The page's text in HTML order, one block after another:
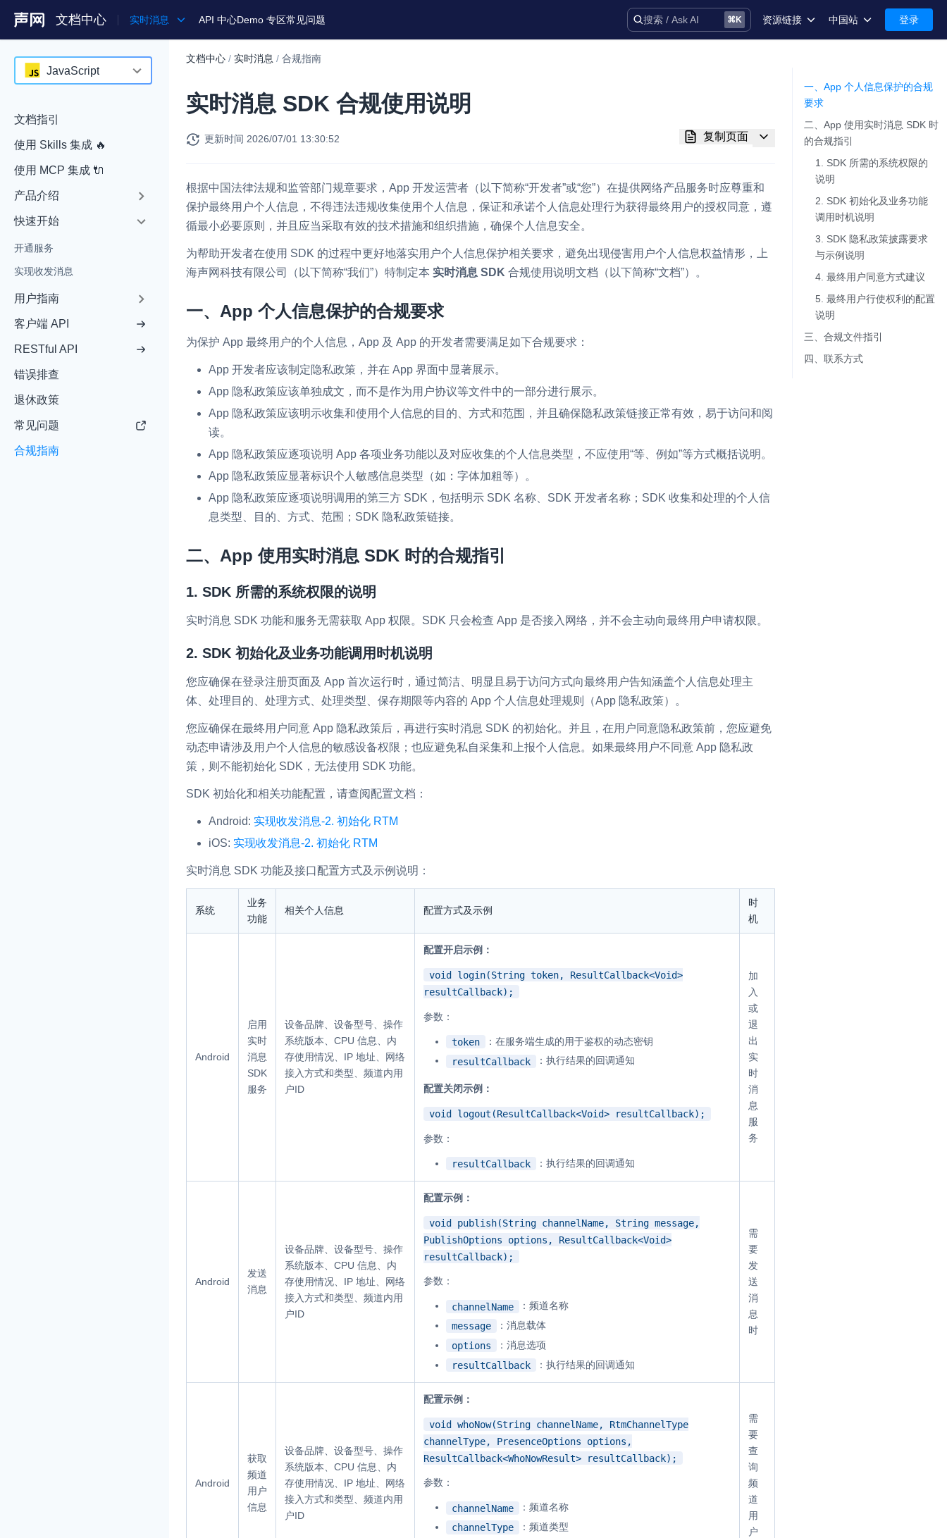
文档中心 实时消息
产品
通用文档
Legacy 文档
实时互动基础能力
对话式 AI 引擎 NEW HOT
突破传统文字交互模式，与 AI 进行高拟
实时互动 HOT
频互动功能、更大的可扩展性和更优秀的
互动效果
实时消息
一整套低延时、高并发、可扩展、高可靠
即时通讯 IM NEW
一整套高可靠、低时延、高并发、安全、
全球化的即时聊天云服务。
融合 CDN 直播
对接国内外多家 CDN 供应商，提供一个整
媒体流加速
人与人、人与物、物与物的实时互动连接
微呼叫 NEW
实现智能硬件和微信小程序之间的实时音
Status Page
内容审核
联动回调和业务处置流程
一站式实时互动模块的选型、购买、账号
拓展 SDK 能力，打造更具个性化的音视频
互动效果
使用录制、推流、拉流等服务丰富互动体
验
云端转码
RTMP 网关
PPT 转码服务
快速高效的文档转换解决方案
水晶球
低代码应用平台
API 中心Demo 专区常见问题 搜索 / Ask AI ⌘ K 资源链接
技术支持
中国站
International-English
登录
JavaScript
Java
Unity
Flutter
文档指引
使用 Skills 集成 🔥
使用 MCP 集成 🔌
产品介绍
快速开始
开通服务
实现收发消息
用户指南
客户端 API
RESTful API
错误排查
退休政策
常见问题
合规指南
文档中心 / 实时消息 / 合规指南
实时消息 SDK 合规使用说明
更新时间 2026/07/01 13:30:52 复制页面
根据中国法律法规和监管部门规章要求，App 开发运营者（以下简称“开发者”或“您”）在提供网络产品服务时应尊重和
保护最终用户个人信息，不得违法违规收集使用个人信息，保证和承诺个人信息处理行为获得最终用户的授权同意，遵
循最小必要原则，并且应当采取有效的技术措施和组织措施，确保个人信息安全。
为帮助开发者在使用 SDK 的过程中更好地落实用户个人信息保护相关要求，避免出现侵害用户个人信息权益情形，上
海声网科技有限公司（以下简称“我们”）特制定本 实时消息 SDK 合规使用说明文档（以下简称“文档”）。
一、App 个人信息保护的合规要求
为保护 App 最终用户的个人信息，App 及 App 的开发者需要满足如下合规要求：
App 开发者应该制定隐私政策，并在 App 界面中显著展示。
App 隐私政策应该单独成文，而不是作为用户协议等文件中的一部分进行展示。
App 隐私政策应该明示收集和使用个人信息的目的、方式和范围，并且确保隐私政策链接正常有效，易于访问和阅
读。
App 隐私政策应逐项说明 App 各项业务功能以及对应收集的个人信息类型，不应使用“等、例如”等方式概括说明。
App 隐私政策应显著标识个人敏感信息类型（如：字体加粗等）。
App 隐私政策应逐项说明调用的第三方 SDK，包括明示 SDK 名称、SDK 开发者名称；SDK 收集和处理的个人信
息类型、目的、方式、范围；SDK 隐私政策链接。
二、App 使用实时消息 SDK 时的合规指引
1. SDK 所需的系统权限的说明
实时消息 SDK 功能和服务无需获取 App 权限。SDK 只会检查 App 是否接入网络，并不会主动向最终用户申请权限。
2. SDK 初始化及业务功能调用时机说明
您应确保在登录注册页面及 App 首次运行时，通过简洁、明显且易于访问方式向最终用户告知涵盖个人信息处理主
体、处理目的、处理方式、处理类型、保存期限等内容的 App 个人信息处理规则（App 隐私政策）。
您应确保在最终用户同意 App 隐私政策后，再进行实时消息 SDK 的初始化。并且，在用户同意隐私政策前，您应避免
动态申请涉及用户个人信息的敏感设备权限；也应避免私自采集和上报个人信息。如果最终用户不同意 App 隐私政
策，则不能初始化 SDK，无法使用 SDK 功能。
SDK 初始化和相关功能配置，请查阅配置文档：
Android: 实现收发消息-2. 初始化 RTM​
iOS: 实现收发消息-2. 初始化 RTM​
实时消息 SDK 功能及接口配置方式及示例说明：
系统
业务
功能
相关个人信息 配置方式及示例
时
机
Android
启用
实时
消息
SDK
服务
设备品牌、设备型号、操作
系统版本、CPU 信息、内
存使用情况、IP 地址、网络
接入方式和类型、频道内用
户ID
配置开启示例：
void login(String token, ResultCallback<Void>
resultCallback);
参数：
token
：在服务端生成的用于鉴权的动态密钥
resultCallback
：执行结果的回调通知
配置关闭示例：
void logout(ResultCallback<Void> resultCallback);
参数：
resultCallback ：执行结果的回调通知
加
入
或
退
出
实
时
消
息
服
务
Android
发送
消息
设备品牌、设备型号、操作
系统版本、CPU 信息、内
存使用情况、IP 地址、网络
接入方式和类型、频道内用
户ID
配置示例：
void publish(String channelName, String message,
PublishOptions options, ResultCallback<Void>
resultCallback);
参数：
channelName
：频道名称
message
：消息载体
options
：消息选项
resultCallback
：执行结果的回调通知
需
要
发
送
消
息
时
Android
获取
频道
用户
信息
设备品牌、设备型号、操作
系统版本、CPU 信息、内
存使用情况、IP 地址、网络
接入方式和类型、频道内用
户ID
配置示例：
void whoNow(String channelName, RtmChannelType
channelType, PresenceOptions options,
ResultCallback<WhoNowResult> resultCallback);
参数：
channelName
：频道名称
channelType
：频道类型
需
要
查
询
频
道
用
户
一、App 个人信息保护的合规
要求​
二、App 使用实时消息 SDK 时
的合规指引​
1. SDK 所需的系统权限的
说明​
2. SDK 初始化及业务功能
调用时机说明​
3. SDK 隐私政策披露要求
与示例说明​
4. 最终用户同意方式建议​
5. 最终用户行使权利的配置
说明​
三、合规文件指引​
四、联系方式​